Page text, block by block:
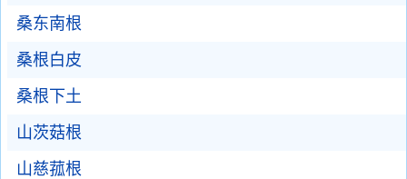
桑东南根
桑根白皮
桑根下土
山茨菇根
山慈菰根